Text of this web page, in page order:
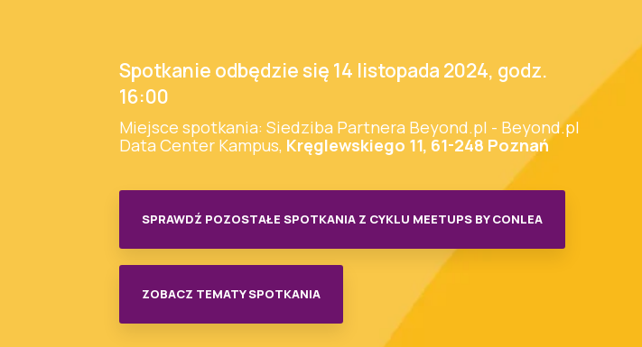
Spotkanie odbędzie się 14 listopada 2024, godz.
16:00
Miejsce spotkania: Siedziba Partnera Beyond.pl - Beyond.pl
Data Center Kampus, Kręglewskiego 11, 61-248 Poznań
SPRAWDŹ POZOSTAŁE SPOTKANIA Z CYKLU MEETUPS BY CONLEA
ZOBACZ TEMATY SPOTKANIA